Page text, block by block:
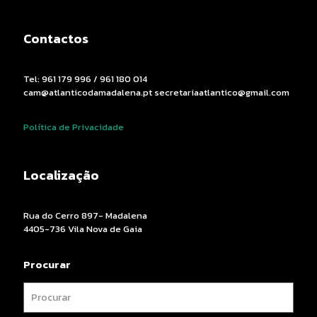
Contactos
Tel: 961 179 996 / 961 180 014
cam@atlanticodamadalena.pt secretariaatlantico@gmail.com
Política de Privacidade
Localização
Rua do Cerro 897- Madalena
4405-736 Vila Nova de Gaia
Procurar